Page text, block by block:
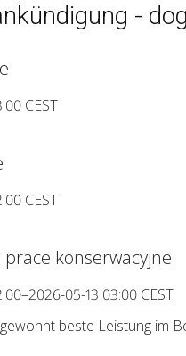
-
CEST
CEST
konserwacyjne
05-13 03:00 CEST
beste Leistung im